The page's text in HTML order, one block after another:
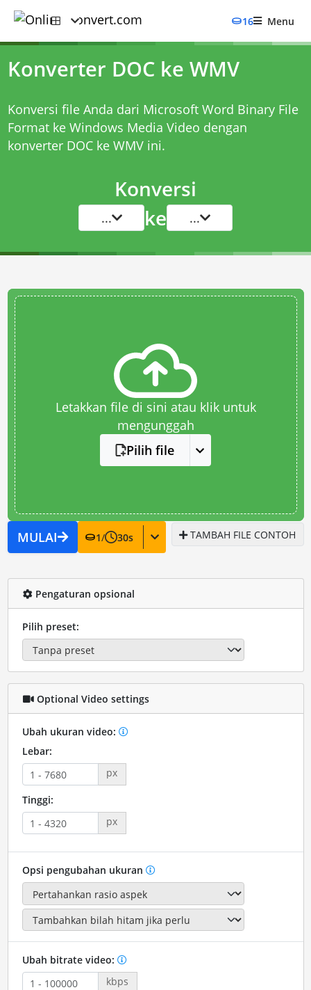
16 Menu
Konverter DOC ke WMV
Konversi file Anda dari Microsoft Word Binary File
Format ke Windows Media Video dengan
konverter DOC ke WMVini.
Konversi
... ke ...
Letakkan file di sini atau klik untuk
mengunggah
Pilih file
MULAI 1/ 30s TAMBAH FILE CONTOH
Pengaturan opsional
Pilih preset:
Optional Video settings
Ubah ukuran video:
Lebar:
px
Tinggi:
px
Opsi pengubahan ukuran
Ubah bitrate video:
kbps